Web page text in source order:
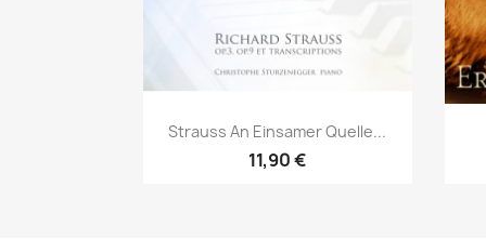
 Aperçu rapide
Strauss An Einsamer Quelle...
11,90 €